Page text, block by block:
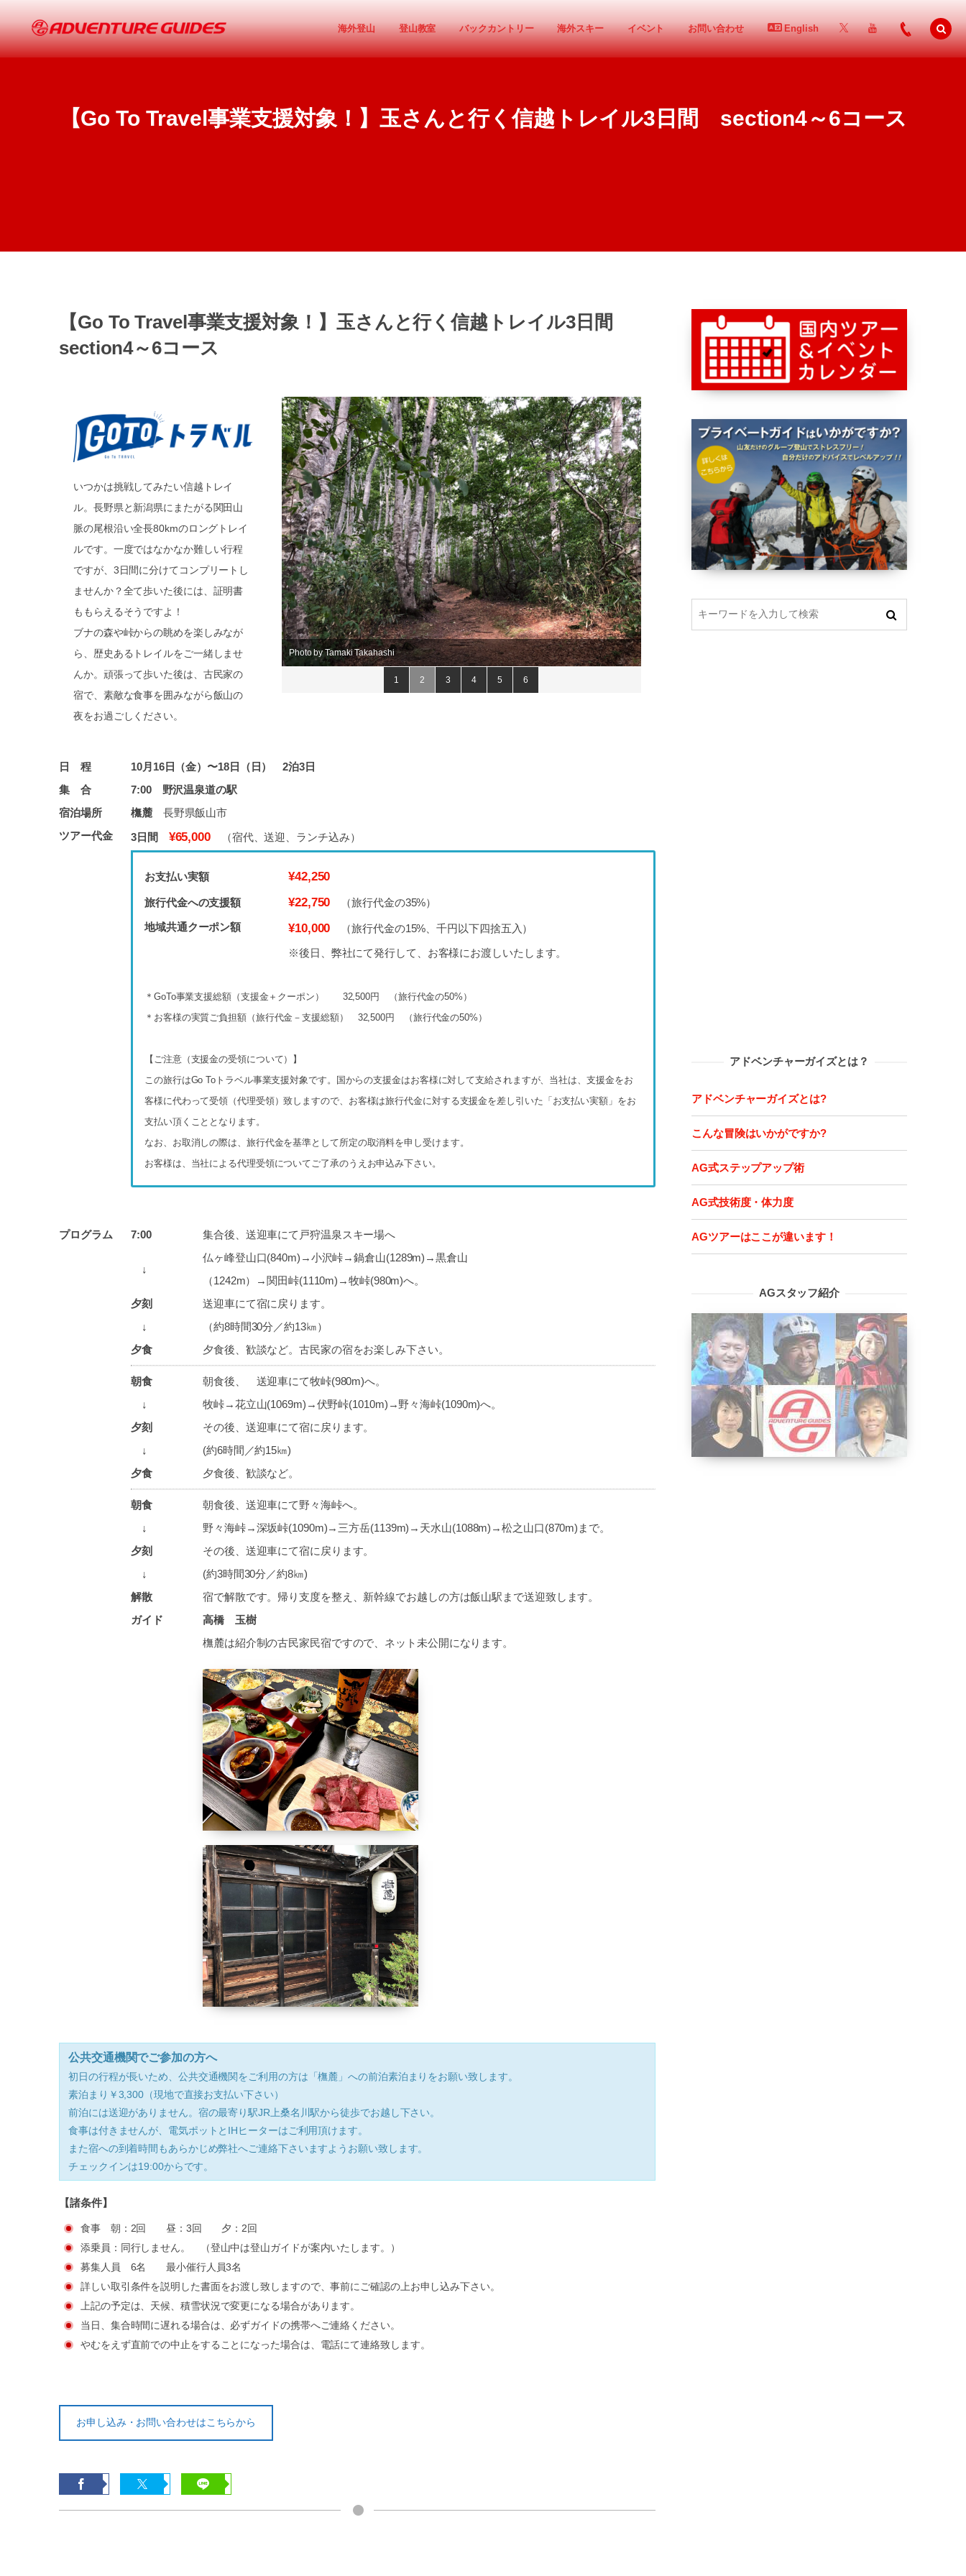
海外登山 登山教室 バックカントリー 海外スキー イベント お問い合わせ English
【Go To Travel事業支援対象！】玉さんと行く信越トレイル3日間 section4～6コース
【Go To Travel事業支援対象！】玉さんと行く信越トレイル3日間
section4～6コース
いつかは挑戦してみたい信越トレイ
ル。長野県と新潟県にまたがる関田山
脈の尾根沿い全長80kmのロングトレイ
ルです。一度ではなかなか難しい行程
ですが、3日間に分けてコンプリートし
ませんか？全て歩いた後には、証明書
ももらえるそうですよ！
ブナの森や峠からの眺めを楽しみなが
ら、歴史あるトレイルをご一緒しませ
んか。頑張って歩いた後は、古民家の
宿で、素敵な食事を囲みながら飯山の
夜をお過ごしください。
Photo by Tamaki Takahashi
1 2 3 4 5 6
日 程
10月16日（金）〜18日（日） 2泊3日
集 合
7:00 野沢温泉道の駅
宿泊場所
橅麓 長野県飯山市
ツアー代金
3日間 ¥65,000 （宿代、送迎、ランチ込み）
お支払い実額 ¥42,250
旅行代金への支援額 ¥22,750
（旅行代金の35%）
地域共通クーポン額
¥10,000
（旅行代金の15%、千円以下四捨五入）
※後日、弊社にて発行して、お客様にお渡しいたします。
＊GoTo事業支援総額（支援金＋クーポン） 32,500円 （旅行代金の50%）
＊お客様の実質ご負担額（旅行代金－支援総額） 32,500円 （旅行代金の50%）
【ご注意（支援金の受領について）】
この旅行はGo Toトラベル事業支援対象です。国からの支援金はお客様に対して支給されますが、当社は、支援金をお
客様に代わって受領（代理受領）致しますので、お客様は旅行代金に対する支援金を差し引いた「お支払い実額」をお
支払い頂くこととなります。
なお、お取消しの際は、旅行代金を基準として所定の取消料を申し受けます。
お客様は、当社による代理受領についてご了承のうえお申込み下さい。
プログラム 7:00 集合後、送迎車にて戸狩温泉スキー場へ
↓
仏ヶ峰登山口(840m)→小沢峠→鍋倉山(1289m)→黒倉山
（1242m）→関田峠(1110m)→牧峠(980m)へ。
夕刻
送迎車にて宿に戻ります。
↓
（約8時間30分／約13㎞）
夕食
夕食後、歓談など。古民家の宿をお楽しみ下さい。
朝食
朝食後、 送迎車にて牧峠(980m)へ。
↓
牧峠→花立山(1069m)→伏野峠(1010m)→野々海峠(1090m)へ。
夕刻
その後、送迎車にて宿に戻ります。
↓
(約6時間／約15㎞)
夕食
夕食後、歓談など。
朝食
朝食後、送迎車にて野々海峠へ。
↓
野々海峠→深坂峠(1090m)→三方岳(1139m)→天水山(1088m)→松之山口(870m)まで。
夕刻
その後、送迎車にて宿に戻ります。
↓
(約3時間30分／約8㎞)
解散
宿で解散です。帰り支度を整え、新幹線でお越しの方は飯山駅まで送迎致します。
ガイド
高橋 玉樹
橅麓は紹介制の古民家民宿ですので、ネット未公開になります。
公共交通機関でご参加の方へ
初日の行程が長いため、公共交通機関をご利用の方は「橅麓」への前泊素泊まりをお願い致します。
素泊まり￥3,300（現地で直接お支払い下さい）
前泊には送迎がありません。宿の最寄り駅JR上桑名川駅から徒歩でお越し下さい。
食事は付きませんが、電気ポットとIHヒーターはご利用頂けます。
また宿への到着時間もあらかじめ弊社へご連絡下さいますようお願い致します。
チェックインは19:00からです。
【諸条件】
食事 朝：2回 昼：3回 夕：2回
添乗員：同行しません。 （登山中は登山ガイドが案内いたします。）
募集人員 6名 最小催行人員3名
詳しい取引条件を説明した書面をお渡し致しますので、事前にご確認の上お申し込み下さい。
上記の予定は、天候、積雪状況で変更になる場合があります。
当日、集合時間に遅れる場合は、必ずガイドの携帯へご連絡ください。
やむをえず直前での中止をすることになった場合は、電話にて連絡致します。
お申し込み・お問い合わせはこちらから
アドベンチャーガイズとは？
アドベンチャーガイズとは?
こんな冒険はいかがですか?
AG式ステップアップ術
AG式技術度・体力度
AGツアーはここが違います！
AGスタッフ紹介